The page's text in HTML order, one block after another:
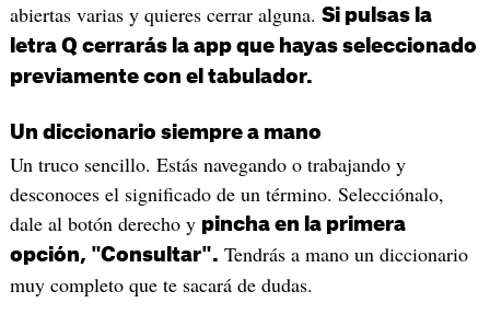
abiertas varias y quieres cerrar alguna. Si pulsas la
letra Q cerrarás la app que hayas seleccionado
previamente con el tabulador.
Un diccionario siempre a mano
Un truco sencillo. Estás navegando o trabajando y
desconoces el significado de un término. Selecciónalo,
dale al botón derecho y pincha en la primera
opción, "Consultar". Tendrás a mano un diccionario
muy completo que te sacará de dudas.